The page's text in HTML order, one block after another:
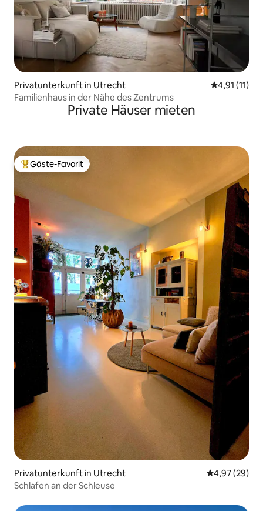
Privatunterkunft in Utrecht
4,91 (11)
Familienhaus in der Nähe des Zentrums
Private Häuser mieten
Beliebter Gäste-Favorit.
Gäste-Favorit
Privatunterkunft in Utrecht
4,97 (29)
Schlafen an der Schleuse